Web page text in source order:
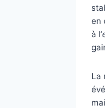
en
à l’
La